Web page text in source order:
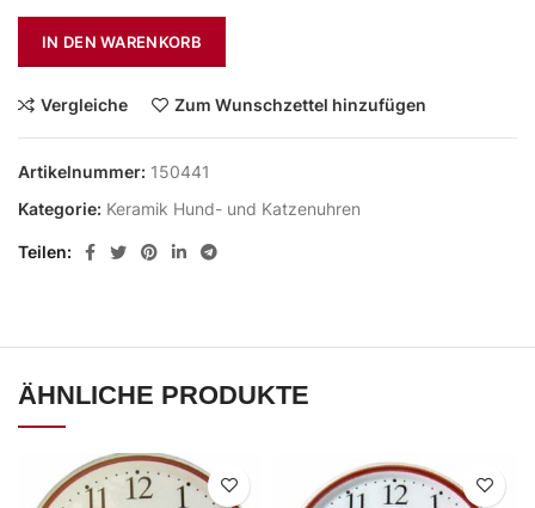
IN DEN WARENKORB
Vergleiche Zum Wunschzettel hinzufügen
Artikelnummer: 150441
Kategorie: Keramik Hund- und Katzenuhren
Teilen
ÄHNLICHE PRODUKTE